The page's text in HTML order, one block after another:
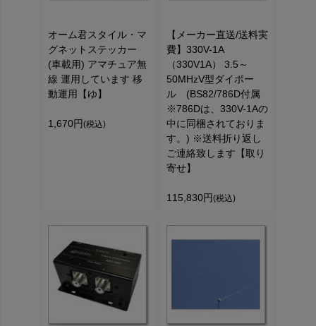
オーム君スタイル・マ
グネットステッカー
(車載用) アマチュア無
線 運用しています 移
動運用【ゆ】
1,670円 (税込)
【メーカー直送/送料実
費】330V-1A
（330V1A） 3.5～
50MHzV型ダイポー
ル (BS82/786D付属
※786Dは、330V-1Aの
中に同梱されておりま
す。) ※送料折り返し
ご連絡致します【取り
寄せ】
115,830円 (税込)